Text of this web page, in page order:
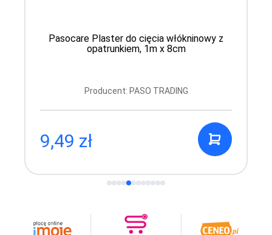
Pasocare Plaster do cięcia włókninowy z
opatrunkiem, 1m x 8cm
Producent: PASO TRADING
9,49 zł